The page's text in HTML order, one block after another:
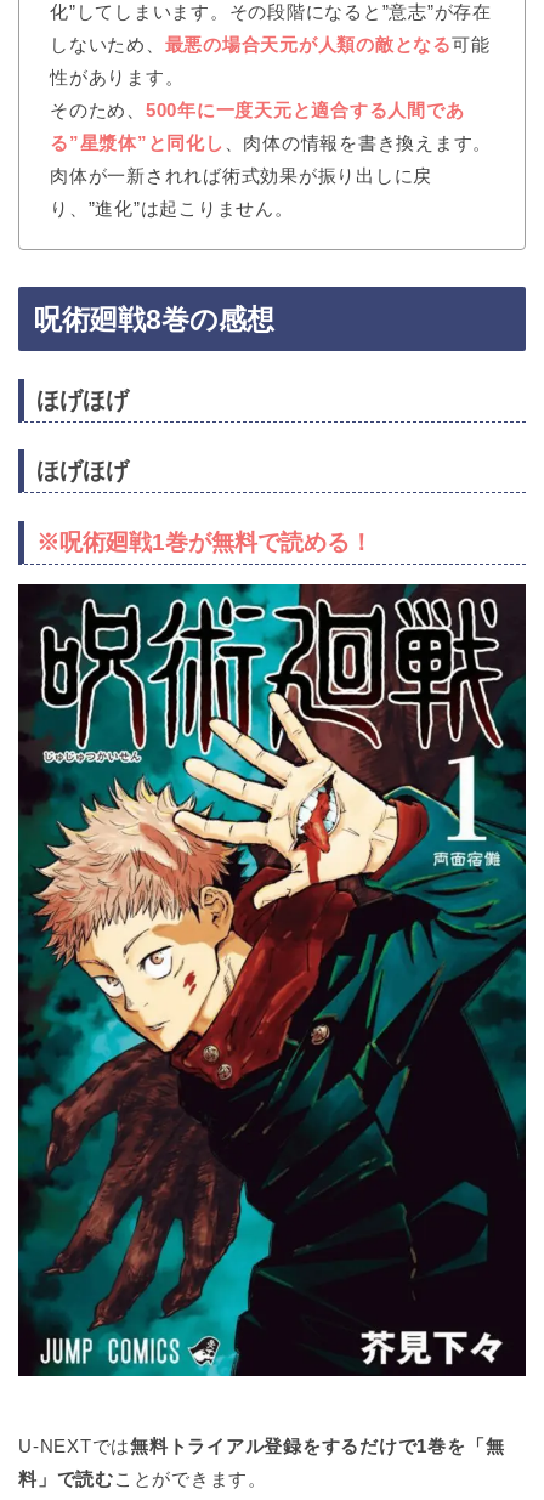
化”してしまいます。その段階になると”意志”が存在
しないため、 最悪の場合天元が人類の敵となる可能
性があります。
そのため、 500年に一度天元と適合する人間であ
る”星漿体”と同化し 、肉体の情報を書き換えます。
肉体が一新されれば術式効果が振り出しに戻
り、”進化”は起こりません。
呪術廻戦8巻の感想
ほげほげ
ほげほげ
※呪術廻戦1巻が無料で読める！
U-NEXTでは無料トライアル登録をするだけで1巻を「無
料」で読むことができます。